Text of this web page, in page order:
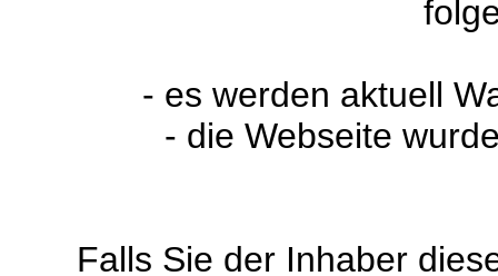
- es werden aktuell
- die Webseite
Falls Sie der Inhaber